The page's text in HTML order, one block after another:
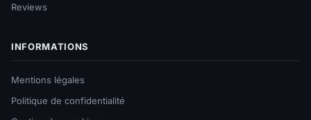
Reviews
INFORMATIONS
Mentions légales
Politique de confidentialité